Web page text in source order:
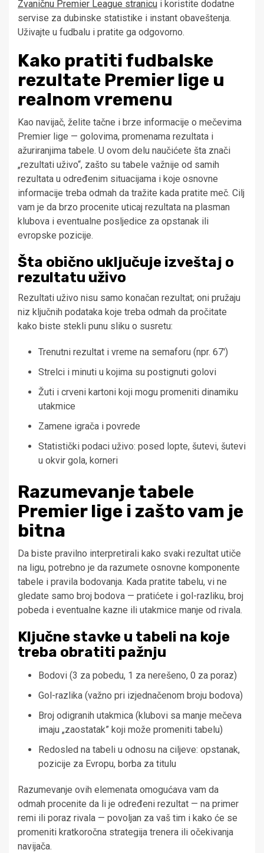
Zvaničnu Premier League stranicu i koristite dodatne
servise za dubinske statistike i instant obaveštenja.
Uživajte u fudbalu i pratite ga odgovorno.
Kako pratiti fudbalske
rezultate Premier lige u
realnom vremenu
Kao navijač, želite tačne i brze informacije o mečevima
Premier lige — golovima, promenama rezultata i
ažuriranjima tabele. U ovom delu naučićete šta znači
„rezultati uživo“, zašto su tabele važnije od samih
rezultata u određenim situacijama i koje osnovne
informacije treba odmah da tražite kada pratite meč. Cilj
vam je da brzo procenite uticaj rezultata na plasman
klubova i eventualne posljedice za opstanak ili
evropske pozicije.
Šta obično uključuje izveštaj o
rezultatu uživo
Rezultati uživo nisu samo konačan rezultat; oni pružaju
niz ključnih podataka koje treba odmah da pročitate
kako biste stekli punu sliku o susretu:
Trenutni rezultat i vreme na semaforu (npr. 67′)
Strelci i minuti u kojima su postignuti golovi
Žuti i crveni kartoni koji mogu promeniti dinamiku
utakmice
Zamene igrača i povrede
Statistički podaci uživo: posed lopte, šutevi, šutevi
u okvir gola, korneri
Razumevanje tabele
Premier lige i zašto vam je
bitna
Da biste pravilno interpretirali kako svaki rezultat utiče
na ligu, potrebno je da razumete osnovne komponente
tabele i pravila bodovanja. Kada pratite tabelu, vi ne
gledate samo broj bodova — pratićete i gol-razliku, broj
pobeda i eventualne kazne ili utakmice manje od rivala.
Ključne stavke u tabeli na koje
treba obratiti pažnju
Bodovi (3 za pobedu, 1 za nerešeno, 0 za poraz)
Gol-razlika (važno pri izjednačenom broju bodova)
Broj odigranih utakmica (klubovi sa manje mečeva
imaju „zaostatak” koji može promeniti tabelu)
Redosled na tabeli u odnosu na ciljeve: opstanak,
pozicije za Evropu, borba za titulu
Razumevanje ovih elemenata omogućava vam da
odmah procenite da li je određeni rezultat — na primer
remi ili poraz rivala — povoljan za vaš tim i kako će se
promeniti kratkoročna strategija trenera ili očekivanja
navijača.